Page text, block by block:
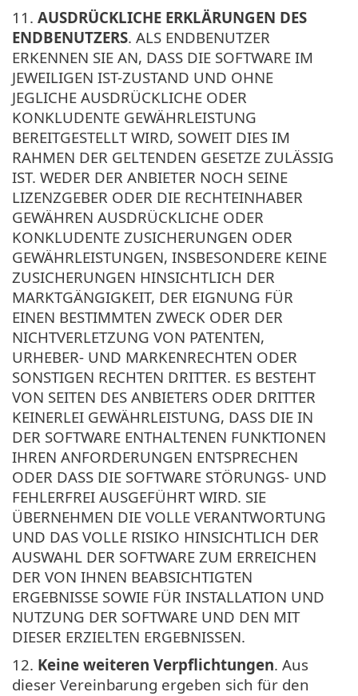
11. AUSDRÜCKLICHE ERKLÄRUNGEN DES
ENDBENUTZERS. ALS ENDBENUTZER
ERKENNEN SIE AN, DASS DIE SOFTWARE IM
JEWEILIGEN IST-ZUSTAND UND OHNE
JEGLICHE AUSDRÜCKLICHE ODER
KONKLUDENTE GEWÄHRLEISTUNG
BEREITGESTELLT WIRD, SOWEIT DIES IM
RAHMEN DER GELTENDEN GESETZE ZULÄSSIG
IST. WEDER DER ANBIETER NOCH SEINE
LIZENZGEBER ODER DIE RECHTEINHABER
GEWÄHREN AUSDRÜCKLICHE ODER
KONKLUDENTE ZUSICHERUNGEN ODER
GEWÄHRLEISTUNGEN, INSBESONDERE KEINE
ZUSICHERUNGEN HINSICHTLICH DER
MARKTGÄNGIGKEIT, DER EIGNUNG FÜR
EINEN BESTIMMTEN ZWECK ODER DER
NICHTVERLETZUNG VON PATENTEN,
URHEBER- UND MARKENRECHTEN ODER
SONSTIGEN RECHTEN DRITTER. ES BESTEHT
VON SEITEN DES ANBIETERS ODER DRITTER
KEINERLEI GEWÄHRLEISTUNG, DASS DIE IN
DER SOFTWARE ENTHALTENEN FUNKTIONEN
IHREN ANFORDERUNGEN ENTSPRECHEN
ODER DASS DIE SOFTWARE STÖRUNGS- UND
FEHLERFREI AUSGEFÜHRT WIRD. SIE
ÜBERNEHMEN DIE VOLLE VERANTWORTUNG
UND DAS VOLLE RISIKO HINSICHTLICH DER
AUSWAHL DER SOFTWARE ZUM ERREICHEN
DER VON IHNEN BEABSICHTIGTEN
ERGEBNISSE SOWIE FÜR INSTALLATION UND
NUTZUNG DER SOFTWARE UND DEN MIT
DIESER ERZIELTEN ERGEBNISSEN.
12. Keine weiteren Verpflichtungen. Aus
dieser Vereinbarung ergeben sich für den